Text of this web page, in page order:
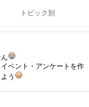
トピック別
ベント・アンケートを作
う